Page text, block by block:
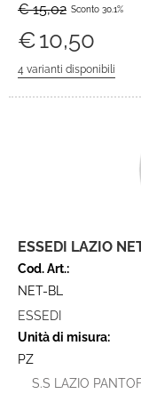
€ 15,02 Sconto 30.1%
€10,50
ESSEDI LAZIO
Cod. Art.:
NET-BL
ESSEDI
Unità di misura:
PZ
S.S LAZIO